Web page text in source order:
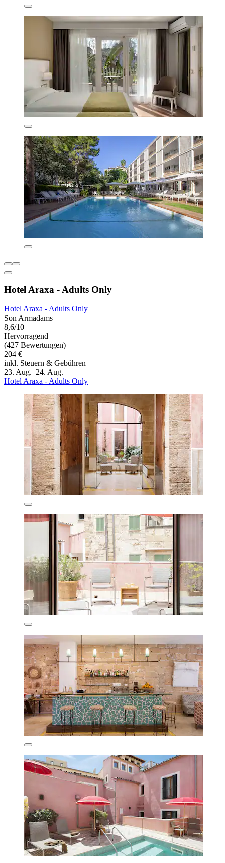
Hotel Araxa - Adults Only
Hotel Araxa - Adults Only
Son Armadams
8,6/10
Hervorragend
(427 Bewertungen)
204 €
inkl. Steuern & Gebühren
23. Aug.–24. Aug.
Hotel Araxa - Adults Only